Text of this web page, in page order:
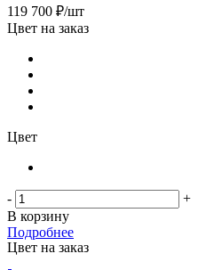
119 700 ₽/шт
Цвет на заказ
Цвет
-
+
В корзину
Подробнее
Цвет на заказ